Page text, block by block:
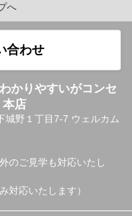
へ
合わせ
かりやすいがコンセ
本店
城野１丁目7-7 ウェルカム
のご見学も対応いたし
対応いたします）